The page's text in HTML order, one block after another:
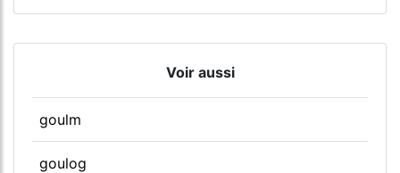
Voir aussi
goulm
goulog